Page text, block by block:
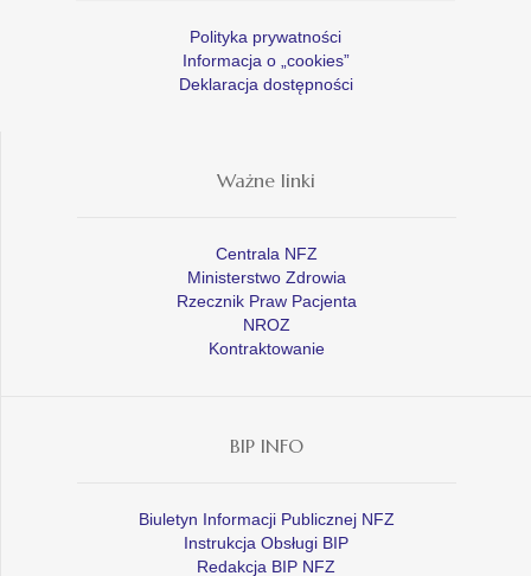
Polityka prywatności
Informacja o „cookies”
Deklaracja dostępności
Ważne linki
Centrala NFZ
Ministerstwo Zdrowia
Rzecznik Praw Pacjenta
NROZ
Kontraktowanie
BIP INFO
Biuletyn Informacji Publicznej NFZ
Instrukcja Obsługi BIP
Redakcja BIP NFZ